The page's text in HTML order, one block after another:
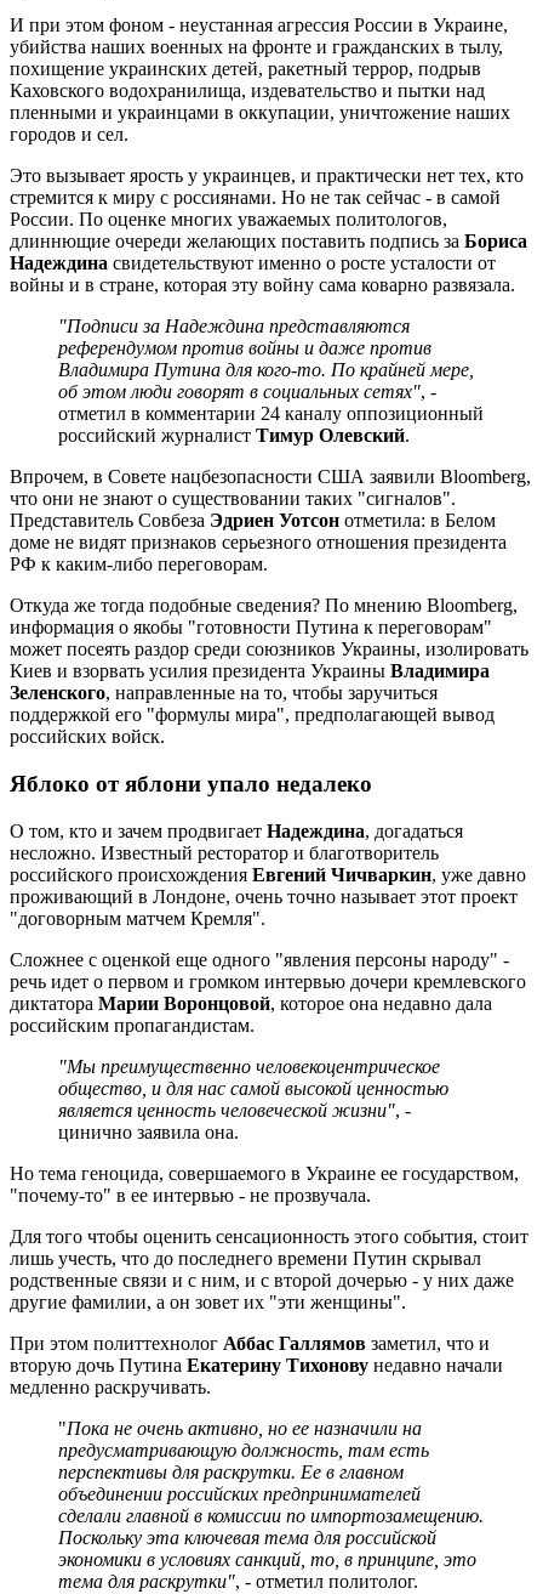
И при этом фоном - неустанная агрессия России в Украине,
убийства наших военных на фронте и гражданских в тылу,
похищение украинских детей, ракетный террор, подрыв
Каховского водохранилища, издевательство и пытки над
пленными и украинцами в оккупации, уничтожение наших
городов и сел.
Это вызывает ярость у украинцев, и практически нет тех, кто
стремится к миру с россиянами. Но не так сейчас - в самой
России. По оценке многих уважаемых политологов,
длиннющие очереди желающих поставить подпись за Бориса
Надеждина свидетельствуют именно о росте усталости от
войны и в стране, которая эту войну сама коварно развязала.
"Подписи за Надеждина представляются
референдумом против войны и даже против
Владимира Путина для кого-то. По крайней мере,
об этом люди говорят в социальных сетях", -
отметил в комментарии 24 каналу оппозиционный
российский журналист Тимур Олевский.
Впрочем, в Совете нацбезопасности США заявили Bloomberg,
что они не знают о существовании таких "сигналов".
Представитель Совбеза Эдриен Уотсон отметила: в Белом
доме не видят признаков серьезного отношения президента
РФ к каким-либо переговорам.
Откуда же тогда подобные сведения? По мнению Bloomberg,
информация о якобы "готовности Путина к переговорам"
может посеять раздор среди союзников Украины, изолировать
Киев и взорвать усилия президента Украины Владимира
Зеленского, направленные на то, чтобы заручиться
поддержкой его "формулы мира", предполагающей вывод
российских войск.
Яблоко от яблони упало недалеко
О том, кто и зачем продвигает Надеждина, догадаться
несложно. Известный ресторатор и благотворитель
российского происхождения Евгений Чичваркин, уже давно
проживающий в Лондоне, очень точно называет этот проект
"договорным матчем Кремля".
Сложнее с оценкой еще одного "явления персоны народу" -
речь идет о первом и громком интервью дочери кремлевского
диктатора Марии Воронцовой, которое она недавно дала
российским пропагандистам.
"Мы преимущественно человекоцентрическое
общество, и для нас самой высокой ценностью
является ценность человеческой жизни", -
цинично заявила она.
Но тема геноцида, совершаемого в Украине ее государством,
"почему-то" в ее интервью - не прозвучала.
Для того чтобы оценить сенсационность этого события, стоит
лишь учесть, что до последнего времени Путин скрывал
родственные связи и с ним, и с второй дочерью - у них даже
другие фамилии, а он зовет их "эти женщины".
При этом политтехнолог Аббас Галлямов заметил, что и
вторую дочь Путина Екатерину Тихонову недавно начали
медленно раскручивать.
"Пока не очень активно, но ее назначили на
предусматривающую должность, там есть
перспективы для раскрутки. Ее в главном
объединении российских предпринимателей
сделали главной в комиссии по импортозамещению.
Поскольку эта ключевая тема для российской
экономики в условиях санкций, то, в принципе, это
тема для раскрутки", - отметил политолог.